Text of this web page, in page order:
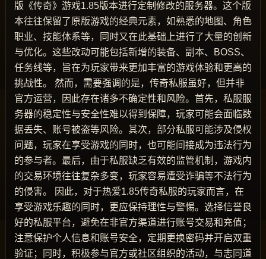
版《传奇》游戏1.85版本进行定制修改的服务器。这个版
本往往保留了原版游戏的经典元素，如熟悉的地图、角色
职业、技能体系等，同时又在此基础上进行了大量的创新
与优化。这些改动可能包括新增的装备、副本、BOSS、
任务线等，旨在为玩家带来更加丰富的游戏体验和更高的
挑战性。 然而，需要强调的是，传奇私服虽好，但并非
官方运营，因此存在诸多不确定性和风险。首先，私服服
务器的稳定性与安全性难以得到保障，玩家可能会面临数
据丢失、账号被盗等风险。其次，部分私服可能涉及侵权
问题，玩家在享受游戏的同时，也可能间接成为违法行为
的参与者。最后，由于私服缺乏有效的监管机制，游戏内
的交易环境往往复杂多变，玩家容易遭受诈骗等不法行为
的侵害。 因此，对于热爱1.85传奇私服的玩家而言，在
享受游戏乐趣的同时，更应保持理性与警惕。选择信誉良
好的私服平台，避免在非官方渠道进行账号交易和充值；
注意保护个人信息和账号安全，定期更换密码并开启双重
验证；同时，积极参与官方或社区组织的活动，与志同道